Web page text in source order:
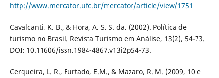
http://www.mercator.ufc.br/mercator/article/view/1751
Cavalcanti, K. B., & Hora, A. S. S. da. (2002). Política de
turismo no Brasil. Revista Turismo em Análise, 13(2), 54-73.
DOI: 10.11606/issn.1984-4867.v13i2p54-73.
Cerqueira, L. R., Furtado, E.M., & Mazaro, R. M. (2009, 10 e